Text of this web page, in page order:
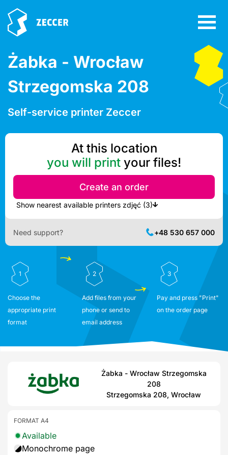
Żabka - Wrocław
Strzegomska 208
Self-service printer Zeccer
At this location
you will print your files!
Create an order
Show nearest available printers zdjęć (3)
Need support? +48 530 657 000
1
Choose the
appropriate print
format
2
Add files from your
phone or send to
email address
3
Pay and press "Print"
on the order page
Żabka - Wrocław Strzegomska
208
Strzegomska 208, Wrocław
FORMAT A4
Available
Monochrome page